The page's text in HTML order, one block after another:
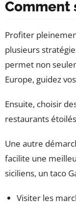
Comment
Profiter
plusieurs
permet non
Europe, guidez
Ensuite, choisir
restaurants
Une autre
facilite une
siciliens, un taco
Visiter les